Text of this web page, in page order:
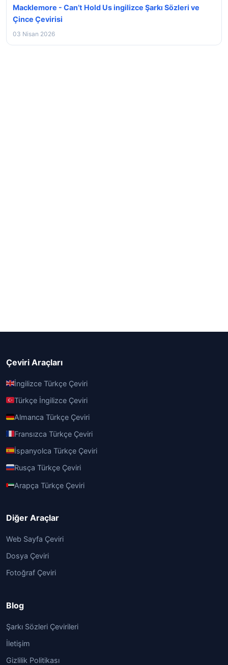
Macklemore - Can’t Hold Us ingilizce Şarkı Sözleri ve
Çince Çevirisi
03 Nisan 2026
Çeviri Araçları
İngilizce Türkçe Çeviri
Türkçe İngilizce Çeviri
Almanca Türkçe Çeviri
Fransızca Türkçe Çeviri
İspanyolca Türkçe Çeviri
Rusça Türkçe Çeviri
Arapça Türkçe Çeviri
Diğer Araçlar
Web Sayfa Çeviri
Dosya Çeviri
Fotoğraf Çeviri
Blog
Şarkı Sözleri Çevirileri
İletişim
Gizlilik Politikası